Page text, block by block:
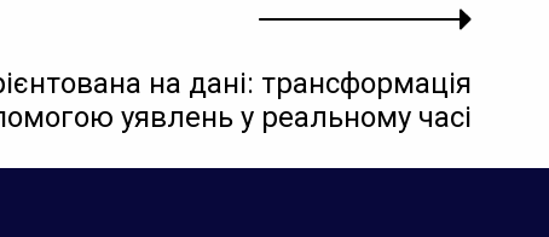
на дані: трансформація
уявлень у реальному часі